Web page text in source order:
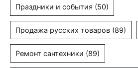
Праздники и события (50)
Продажа русских товаров (89)
Ремонт сантехники (89)